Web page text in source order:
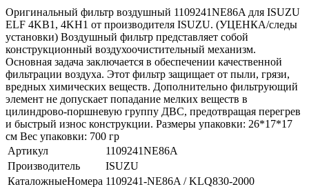
Оригинальный фильтр воздушный 1109241NE86A для ISUZU
ELF 4KB1, 4KH1 от производителя ISUZU. (УЦЕНКА/следы
установки) Воздушный фильтр представляет собой
конструкционный воздухоочистительный механизм.
Основная задача заключается в обеспечении качественной
фильтрации воздуха. Этот фильтр защищает от пыли, грязи,
вредных химических веществ. Дополнительно фильтрующий
элемент не допускает попадание мелких веществ в
цилиндрово-поршневую группу ДВС, предотвращая перегрев
и быстрый износ конструкции. Размеры упаковки: 26*17*17
см Вес упаковки: 700 гр
Артикул
1109241NE86A
Производитель
ISUZU
КаталожныеНомера 1109241-NE86A / KLQ830-2000